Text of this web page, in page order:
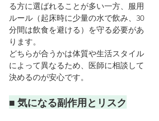
る方に選ばれることが多い一方、服用
ルール（起床時に少量の水で飲み、30
分間は飲食を避ける）を守る必要があ
ります。
どちらが合うかは体質や生活スタイル
によって異なるため、医師に相談して
決めるのが安心です。
■ 気になる副作用とリスク